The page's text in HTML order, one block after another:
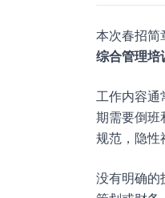
本次春招简
综合管理培
工作内容通
期需要倒班
规范，隐性
没有明确的